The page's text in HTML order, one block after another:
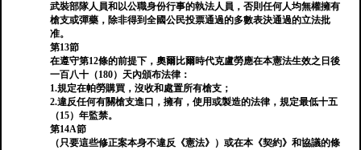
武裝部隊人員和以公職身份行事的執法人員，否則任何人均無權擁有
槍支或彈藥，除非得到全國公民投票通過的多數表決通過的立法批
准。
第13節
在遵守第12條的前提下，奧爾比爾時代克盧勞應在本憲法生效之日後
一百八十（180）天內頒布法律：
1.規定在帕勞購買，沒收和處置所有槍支；
2.違反任何有關槍支進口，擁有，使用或製造的法律，規定最低十五
（15）年監禁。
第14A節
（只要這些修正案本身不違反《憲法》）或在本《契約》和協議的條